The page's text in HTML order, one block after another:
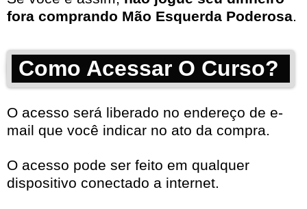
fora comprando Mão Esquerda Poderosa.
Como Acessar O Curso?
O acesso será liberado no endereço de e-
mail que você indicar no ato da compra.
O acesso pode ser feito em qualquer
dispositivo conectado a internet.